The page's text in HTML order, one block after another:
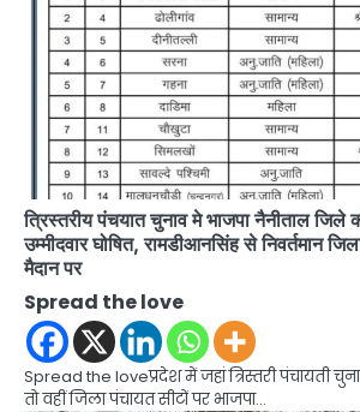
त्रिस्तरीय पंचयात चुनाव मे भाजपा नैनीताल जिले
उम्मीदवार घोषित, रामडीआनसिंह से निवर्तमान
मैदान पर
Spread the love
Spread the loveप्रदेश में जहां त्रिस्तरी पंचायती
तो वहीं जिला पंचायत सीटों पर भाजपा…